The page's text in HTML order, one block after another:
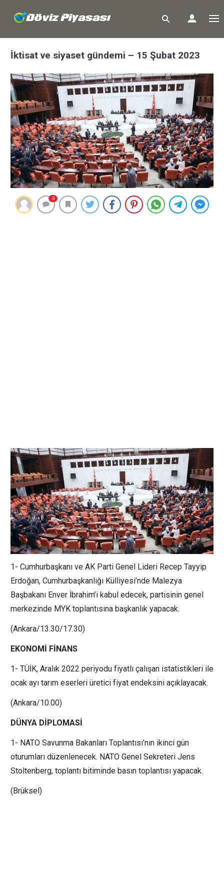
İktisat ve siyaset gündemi – 15 Şubat 2023
0
1- Cumhurbaşkanı ve AK Parti Genel Lideri Recep Tayyip
Erdoğan, Cumhurbaşkanlığı Külliyesi’nde Malezya
Başbakanı Enver İbrahim’i kabul edecek, partisinin genel
merkezinde MYK toplantısına başkanlık yapacak.
(Ankara/13.30/17.30)
EKONOMİ FİNANS
1- TÜİK, Aralık 2022 periyodu fiyatlı çalışan istatistikleri ile
ocak ayı tarım eserleri üretici fiyat endeksini açıklayacak.
(Ankara/10.00)
DÜNYA DİPLOMASİ
1- NATO Savunma Bakanları Toplantısı’nın ikinci gün
oturumları düzenlenecek. NATO Genel Sekreteri Jens
Stoltenberg, toplantı bitiminde basın toplantısı yapacak.
(Brüksel)